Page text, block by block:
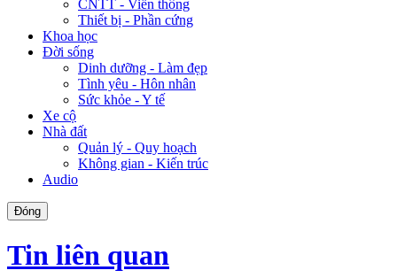
CNTT - Viễn thông
Thiết bị - Phần cứng
Khoa học
Đời sống
Dinh dưỡng - Làm đẹp
Tình yêu - Hôn nhân
Sức khỏe - Y tế
Xe cộ
Nhà đất
Quản lý - Quy hoạch
Không gian - Kiến trúc
Audio
Đóng
Tin liên quan